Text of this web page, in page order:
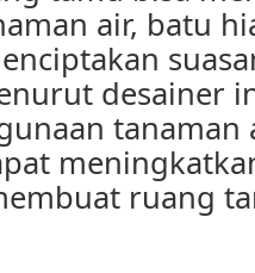
air, batu
desainer
ruang